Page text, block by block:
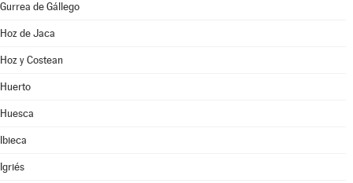
Gurrea de Gállego
Hoz de Jaca
Hoz y Costean
Huerto
Huesca
Ibieca
Igriés